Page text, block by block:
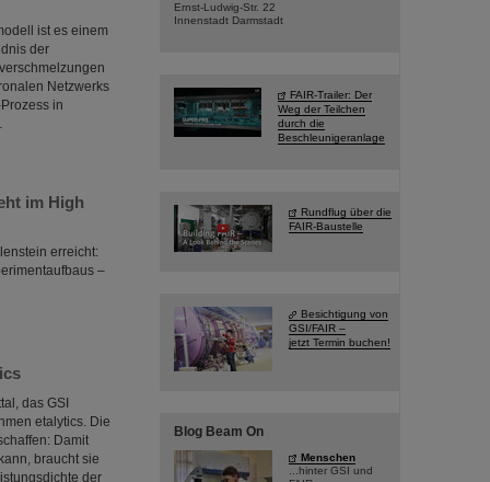
ist es einem
der
Netzwerks
in
im High
erreicht:
–
das GSI
etalytics. Die
Damit
braucht sie
der
Ernst-Ludwig-Str. 22
Innenstadt Darmstadt
FAIR-Trailer: Der
Weg der Teilchen
durch die
Beschleunigeranlage
Rundflug über die
FAIR-Baustelle
Besichtigung von
GSI/FAIR –
jetzt Termin buchen!
Blog Beam On
Menschen
...hinter GSI und